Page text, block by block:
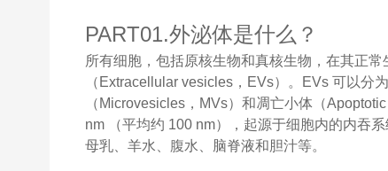
PART01.外泌体是什么？
所有细胞，包括原核生物和真核生物，在其正
（Extracellular vesicles，EVs）。EVs 可以分
（Microvesicles，MVs）和凋亡小体（
nm （平均约 100 nm），起源于细胞内的内吞
母乳、羊水、腹水、脑脊液和胆汁等。